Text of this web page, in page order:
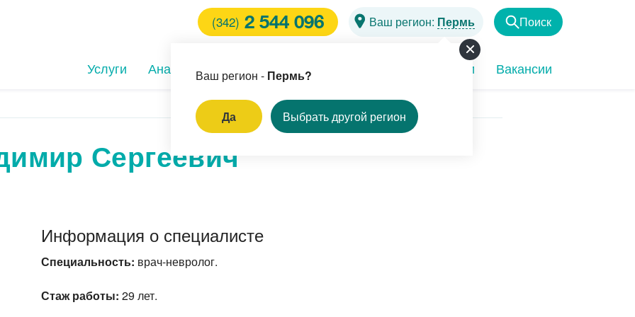
(342) 2 544 096 Ваш регион: Пермь
Ваш регион - Пермь?
Да Выбрать другой регион
Поиск
Услуги Анализы Клиники Врачи Акции Вакансии
родинок и
коррекция зрения
Сергеевич
Информация о специалисте
Специальность: врач-невролог.
Стаж работы: 29 лет.